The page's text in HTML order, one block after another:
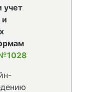
учет